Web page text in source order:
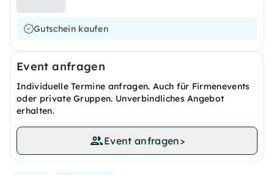
Gutschein kaufen
Event anfragen
Individuelle Termine anfragen. Auch für Firmenevents
oder private Gruppen. Unverbindliches Angebot
erhalten.
Event anfragen>